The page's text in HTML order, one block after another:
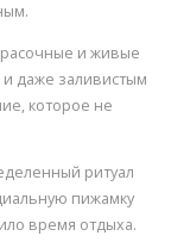
и живые
даже заливистым
которое не
ритуал
пижамку
время отдыха.